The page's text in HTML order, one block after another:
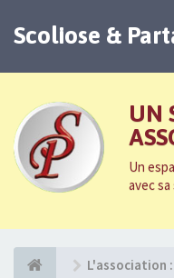
Scoliose &
UN
Un
avec
L'association :